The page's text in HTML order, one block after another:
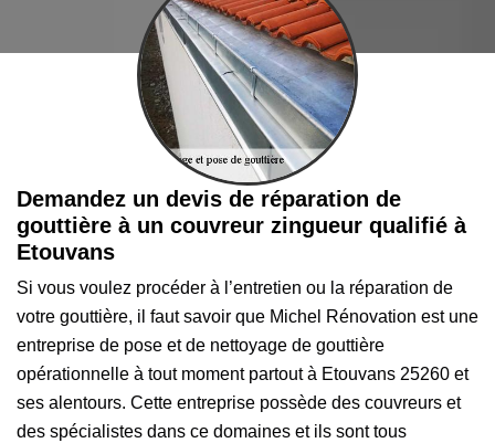
Demandez un devis de réparation de
gouttière à un couvreur zingueur qualifié à
Etouvans
Si vous voulez procéder à l’entretien ou la réparation de
votre gouttière, il faut savoir que Michel Rénovation est une
entreprise de pose et de nettoyage de gouttière
opérationnelle à tout moment partout à Etouvans 25260 et
ses alentours. Cette entreprise possède des couvreurs et
des spécialistes dans ce domaines et ils sont tous